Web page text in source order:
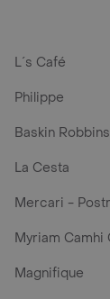
L´s Café
Philippe
Baskin Robbins
La Cesta
Mercari -
Myriam Camhi
Magnifique